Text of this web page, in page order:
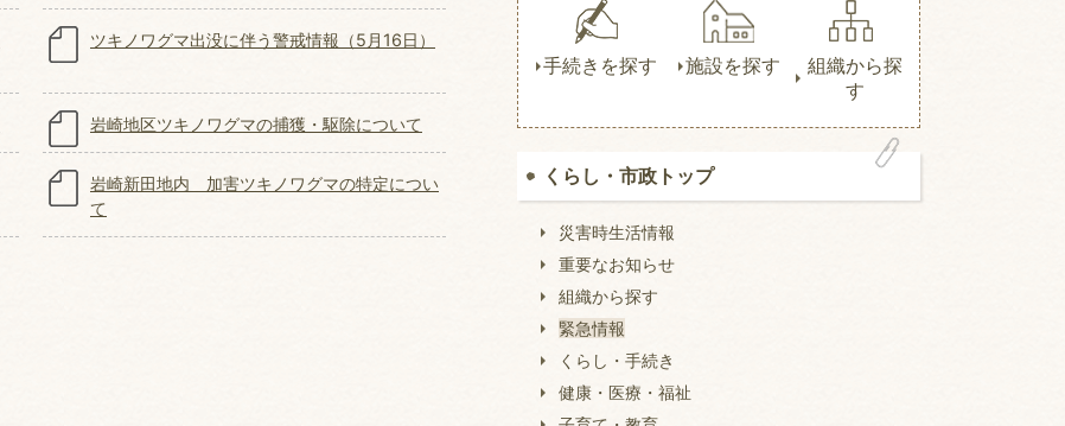
ツキノワグマ出没に伴う警戒情報（5月16日）
岩崎地区ツキノワグマの捕獲・駆除について
岩崎新田地内 加害ツキノワグマの特定につい
て
手続きを探す 施設を探す
組織から探
す
くらし・市政トップ
災害時生活情報
重要なお知らせ
組織から探す
緊急情報
くらし・手続き
健康・医療・福祉